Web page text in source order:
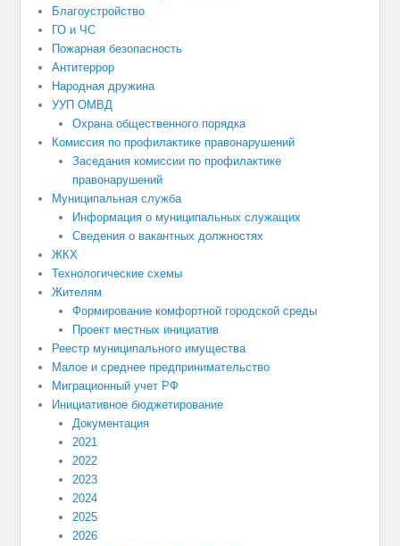
Благоустройство
ГО и ЧС
Пожарная безопасность
Антитеррор
Народная дружина
УУП ОМВД
Охрана общественного порядка
Комиссия по профилактике правонарушений
Заседания комиссии по профилактике
правонарушений
Муниципальная служба
Информация о муниципальных служащих
Сведения о вакантных должностях
ЖКХ
Технологические схемы
Жителям
Формирование комфортной городской среды
Проект местных инициатив
Реестр муниципального имущества
Малое и среднее предпринимательство
Миграционный учет РФ
Инициативное бюджетирование
Документация
2021
2022
2023
2024
2025
2026